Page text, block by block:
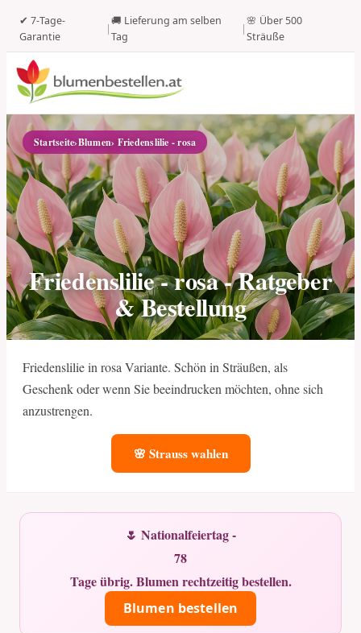
✔ 7-Tage-
Garantie
|
🚚 Lieferung am selben
Tag
|
🌸 Über 500
Sträuße
Startseite›Blumen› Friedenslilie - rosa
Friedenslilie - rosa - Ratgeber
& Bestellung
Friedenslilie in rosa Variante. Schön in Sträußen, als
Geschenk oder wenn Sie beeindrucken möchten, ohne sich
anzustrengen.
🌸 Strauss wahlen
🌷 Nationalfeiertag -
78
Tage übrig. Blumen rechtzeitig bestellen.
Blumen bestellen